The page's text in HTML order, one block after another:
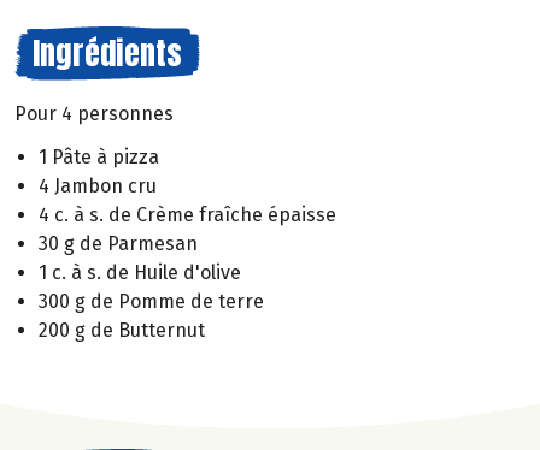
Ingrédients
Pour 4 personnes
1 Pâte à pizza
4 Jambon cru
4 c. à s. de Crème fraîche épaisse
30 g de Parmesan
1 c. à s. de Huile d'olive
300 g de Pomme de terre
200 g de Butternut